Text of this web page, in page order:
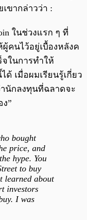
ขากล่าวว่า :
ในช่วงแรก ๆ ที่
คนไว้อยู่เบื้องหลังค
ในการทำให้
ด้ เมื่อผมเรียนรู้เกี่ยว
นักลงทุนที่ฉลาดจะ
”
bought
price, and
hype. You
to buy
learned about
investors
I was